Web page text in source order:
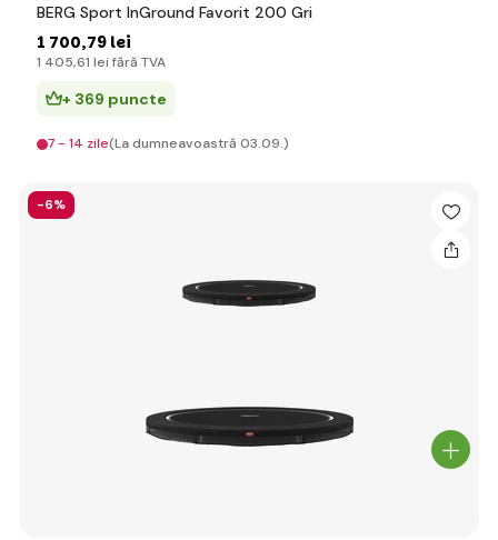
BERG Sport InGround Favorit 200 Gri
1 700,79 lei
1 405,61 lei fără TVA
+ 369 puncte
7 - 14 zile(La dumneavoastră 03.09.)
-6%